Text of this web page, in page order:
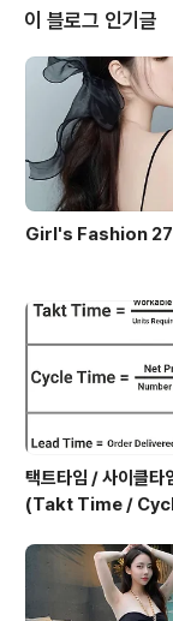
11) My One And Only
cean / 어쿠스틱 콜라
라보 14) My Foolish
이 블로그 인기글
Girl's Fashion
택트타임 / 사이클타
(Takt Time /